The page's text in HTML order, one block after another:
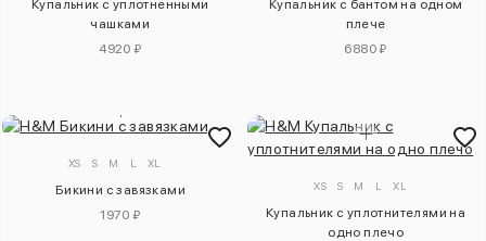
Купальник с уплотненными
чашками
4920 ₽
Купальник с бантом на одном
плече
6880 ₽
XS S M L XL
Бикини с завязками
1970 ₽
XS S M L XL
Купальник с уплотнителями на
одно плечо